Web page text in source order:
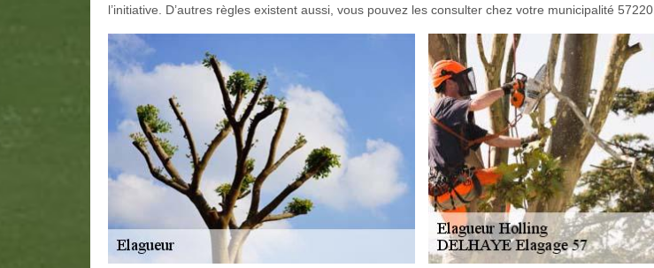
l’initiative. D’autres règles existent aussi, vous pouvez les consulter chez votre municipalité 57220.